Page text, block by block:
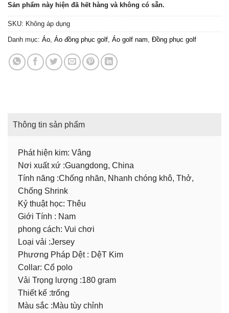
Sản phẩm này hiện đã hết hàng và không có sẵn.
SKU: Không áp dụng
Danh mục: Áo Áo đồng phục golf Áo golf nam Đồng phục golf
Thông tin sản phẩm
Phát hiện kim: Vâng
Nơi xuất xứ :Guangdong, China
Tính năng :Chống nhăn, Nhanh chóng khô, Thở,
Chống Shrink
Kỷ thuật học: Thêu
Giới Tính : Nam
phong cách: Vui chơi
Loại vải :Jersey
Phương Pháp Dệt : DệT Kim
Collar: Cổ polo
Vải Trọng lượng :180 gram
Thiết kế :trống
Màu sắc :Màu tùy chỉnh